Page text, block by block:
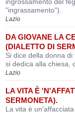
"ingrassamento").
Lazio
DA GIOVANE LA
(DIALETTO DI
Si dice della donna
si dedica alla chiesa,
Lazio
LA VITA È
SERMONETA).
La vita è un'affacciata